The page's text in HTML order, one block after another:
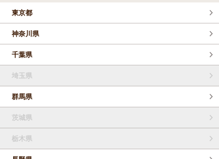
だ！」と思ってら
東京都
神奈川県
千葉県
埼玉県
群馬県
茨城県
栃木県